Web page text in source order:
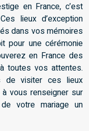
en France, c’est
lieux d’exception
dans vos mémoires
pour une cérémonie
en France des
toutes vos attentes.
de visiter ces lieux
vous renseigner sur
votre mariage un